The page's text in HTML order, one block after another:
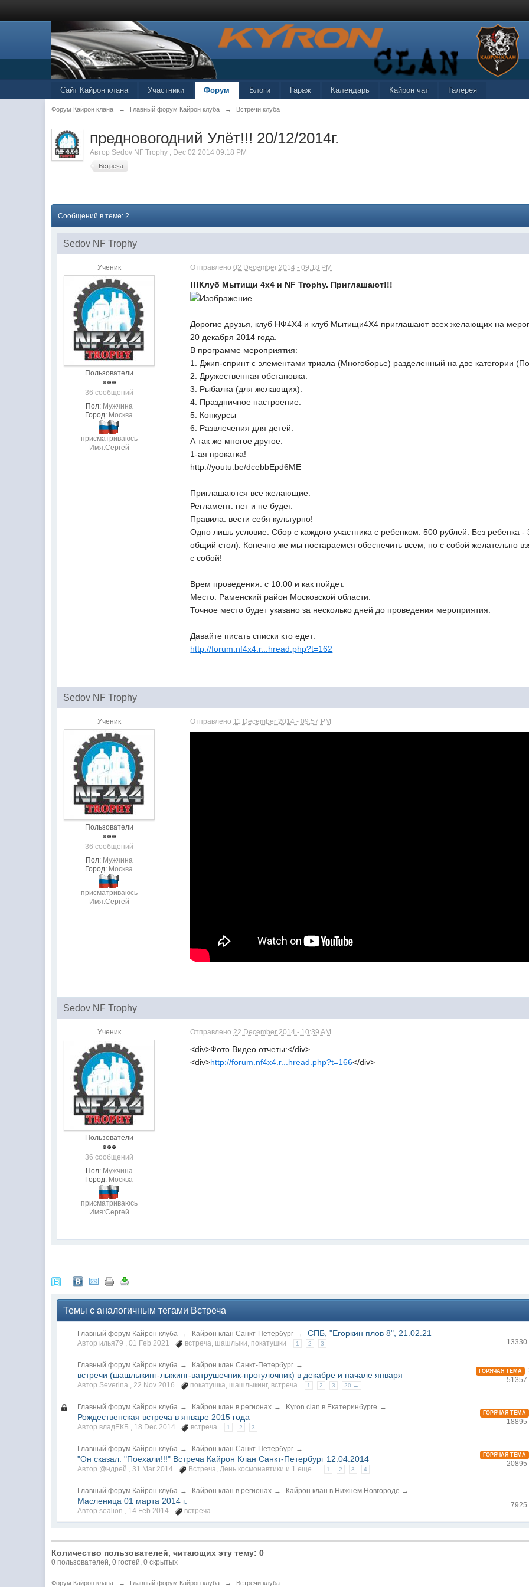
Сайт Кайрон клана Участники Форум Блоги Гараж Календарь Кайрон чат Галерея
Форум Кайрон клана → Главный форум Кайрон клуба → Встречи клуба
предновогодний Улёт!!! 20/12/2014г.
Автор Sedov NF Trophy , Dec 02 2014 09:18 PM
Встреча
Сообщений в теме: 2
Sedov NF Trophy
Ученик
Пользователи
36 сообщений
Пол: Мужчина
Город: Москва
присматриваюсь
Имя:Сергей
Отправлено02 December 2014 - 09:18 PM
!!!Клуб Мытищи 4х4 и NF Trophy. Приглашают!!!
Дорогие друзья, клуб НФ4Х4 и клуб Мытищи4Х4 приглашают всех желающих на
20 декабря 2014 года.
В программе мероприятия:
1. Джип-спринт с элементами триала (Многоборье) разделенный на две категории
2. Дружественная обстановка.
3. Рыбалка (для желающих).
4. Праздничное настроение.
5. Конкурсы
6. Развлечения для детей.
А так же многое другое.
1-ая прокатка!
http://youtu.be/dcebbEpd6ME
Приглашаются все желающие.
Регламент: нет и не будет.
Правила: вести себя культурно!
Одно лишь условие: Сбор с каждого участника с ребенком: 500 рублей. Без ребенка
общий стол). Конечно же мы постараемся обеспечить всем, но с собой желательно
с собой!
Врем проведения: с 10:00 и как пойдет.
Место: Раменский район Московской области.
Точное место будет указано за несколько дней до проведения мероприятия.
Давайте писать списки кто едет:
http://forum.nf4x4.r...hread.php?t=162
Sedov NF Trophy
Ученик
Пользователи
36 сообщений
Пол: Мужчина
Город: Москва
присматриваюсь
Имя:Сергей
Отправлено 11 December 2014 - 09:57 PM
Sedov NF Trophy
Ученик
Пользователи
36 сообщений
Пол: Мужчина
Город: Москва
присматриваюсь
Имя:Сергей
Отправлено22 December 2014 - 10:39 AM
<div>Фото Видео отчеты:</div>
<div>http://forum.nf4x4.r...hread.php?t=166</div>
Темы с аналогичным тегами Встреча
Главный форум Кайрон клуба → Кайрон клан Санкт-Петербург → СПБ, "Егоркин плов 8", 21.02.21
Автор илья79 ,01 Feb 2021 встреча, шашлыки, покатушки 1 2 3
Главный форум Кайрон клуба → Кайрон клан Санкт-Петербург →
встречи (шашлыкинг-лыжинг-ватрушечник-прогулочник) в декабре и начале января
Автор Severina ,22 Nov 2016 покатушка, шашлыкинг, встреча 1 2 3 20 →
ГОРЯЧАЯ ТЕМА
51357
Главный форум Кайрон клуба → Кайрон клан в регионах → Kyron clan в Екатеринбурге →
Рождественская встреча в январе 2015 года
Автор владЕКБ , 18 Dec 2014 встреча 1 2 3
ГОРЯЧАЯ ТЕМА
Главный форум Кайрон клуба → Кайрон клан Санкт-Петербург →
"Он сказал: "Поехали!!!" Встреча Кайрон Клан Санкт-Петербург 12.04.2014
Автор @ндрей ,31 Mar 2014 Встреча,День космонавтики и 1 еще... 1 2 3 4
ГОРЯЧАЯ ТЕМА
Главный форум Кайрон клуба → Кайрон клан в регионах → Кайрон клан в Нижнем Новгороде →
Масленица 01 марта 2014 г.
Автор sealion , 14 Feb 2014 встреча
7925
Количество пользователей, читающих эту тему: 0
0 пользователей, 0 гостей, 0 скрытых
Форум Кайрон клана → Главный форум Кайрон клуба → Встречи клуба